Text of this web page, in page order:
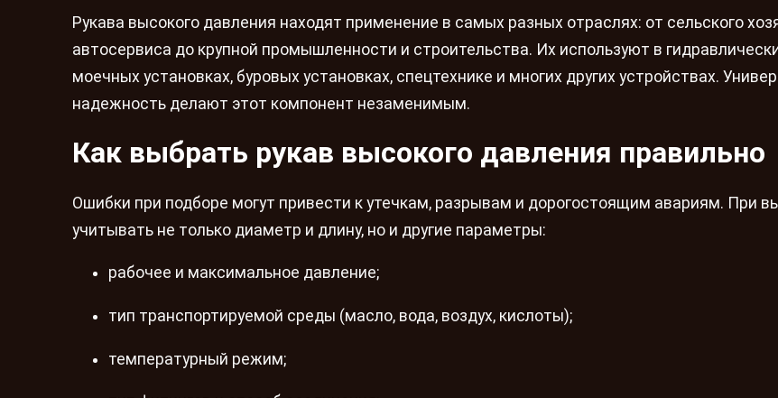
Рукава высокого давления находят применение в самых разных отраслях: от сельского
автосервиса до крупной промышленности и строительства. Их используют в
моечных установках, буровых установках, спецтехнике и многих других устройствах.
надежность делают этот компонент незаменимым.
Как выбрать рукав высокого давления правильно
Ошибки при подборе могут привести к утечкам, разрывам и дорогостоящим авариям. При
учитывать не только диаметр и длину, но и другие параметры:
рабочее и максимальное давление;
тип транспортируемой среды (масло, вода, воздух, кислоты);
температурный режим;